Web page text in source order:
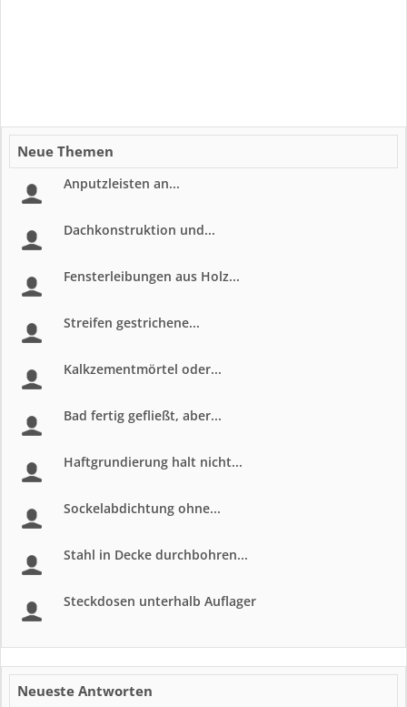
Neue Themen
Anputzleisten an...
Dachkonstruktion und...
Fensterleibungen aus Holz...
Streifen gestrichene...
Kalkzementmörtel oder...
Bad fertig gefließt, aber...
Haftgrundierung halt nicht...
Sockelabdichtung ohne...
Stahl in Decke durchbohren...
Steckdosen unterhalb Auflager
Neueste Antworten